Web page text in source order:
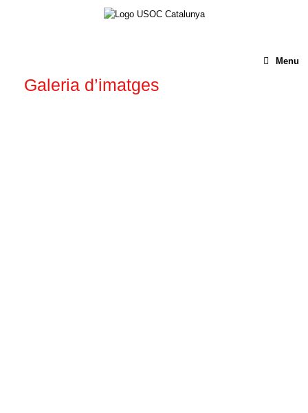
Menu
Galeria d’imatges